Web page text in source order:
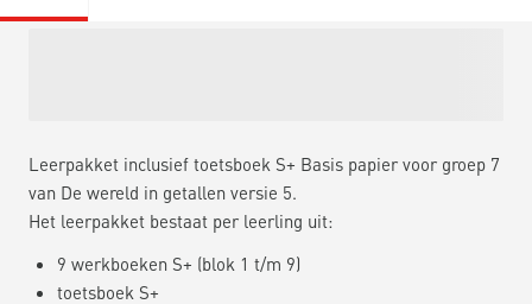
Leerpakket inclusief toetsboek S+ Basis papier voor groep 7
van De wereld in getallen versie 5.
Het leerpakket bestaat per leerling uit:
9 werkboeken S+ (blok 1 t/m 9)
toetsboek S+